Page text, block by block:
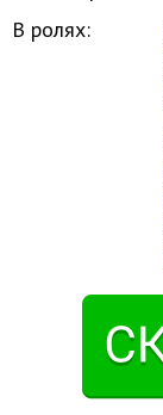
В ролях: